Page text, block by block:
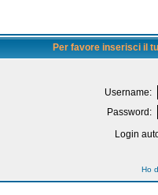
Per favore inserisci il
Username:
Password:
Login
Ho